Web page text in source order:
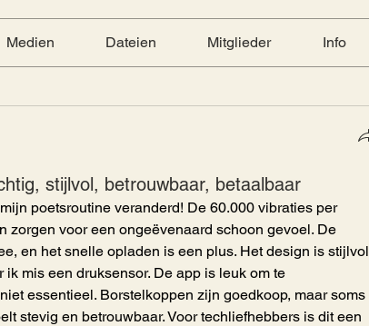
Medien Dateien Mitglieder Info
stijlvol, betrouwbaar, betaalbaar
poetsroutine veranderd! De 60.000 vibraties per
zorgen voor een ongeëvenaard schoon gevoel. De
en het snelle opladen is een plus. Het design is stijlvol
ik mis een druksensor. De app is leuk om te
essentieel. Borstelkoppen zijn goedkoop, maar soms
stevig en betrouwbaar. Voor techliefhebbers is dit een